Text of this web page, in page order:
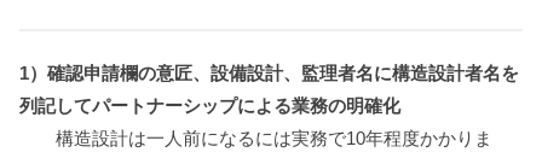
1）確認申請欄の意匠、設備設計、監理者名に構造設計者名を
列記してパートナーシップによる業務の明確化
構造設計は一人前になるには実務で10年程度かかりま